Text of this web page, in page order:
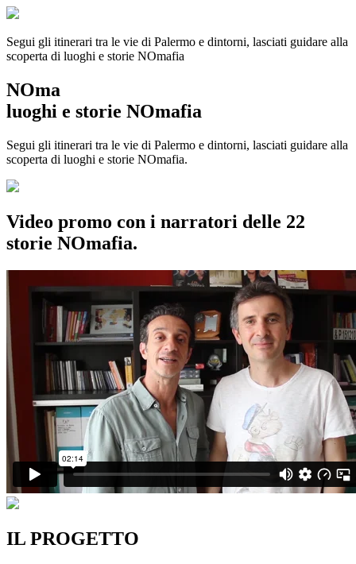
Segui gli itinerari tra le vie di Palermo e dintorni, lasciati guidare alla
scoperta di luoghi e storie NOmafia
NOma
luoghi e storie NOmafia
Segui gli itinerari tra le vie di Palermo e dintorni, lasciati guidare alla
scoperta di luoghi e storie NOmafia.
Video promo con i narratori delle 22
storie NOmafia.
IL PROGETTO